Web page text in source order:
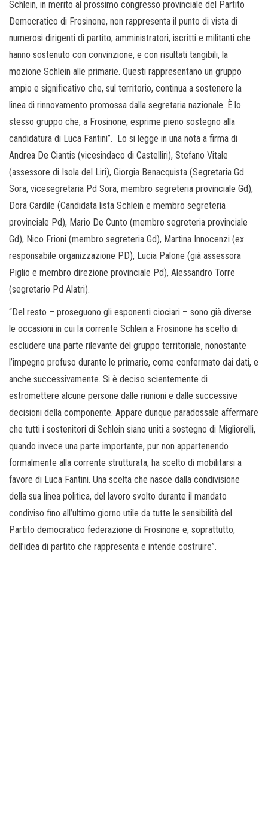
Schlein, in merito al prossimo congresso provinciale del Partito
Democratico di Frosinone, non rappresenta il punto di vista di
numerosi dirigenti di partito, amministratori, iscritti e militanti che
hanno sostenuto con convinzione, e con risultati tangibili, la
mozione Schlein alle primarie. Questi rappresentano un gruppo
ampio e significativo che, sul territorio, continua a sostenere la
linea di rinnovamento promossa dalla segretaria nazionale. È lo
stesso gruppo che, a Frosinone, esprime pieno sostegno alla
candidatura di Luca Fantini”. Lo si legge in una nota a firma di
Andrea De Ciantis (vicesindaco di Castelliri), Stefano Vitale
(assessore di Isola del Liri), Giorgia Benacquista (Segretaria Gd
Sora, vicesegretaria Pd Sora, membro segreteria provinciale Gd),
Dora Cardile (Candidata lista Schlein e membro segreteria
provinciale Pd), Mario De Cunto (membro segreteria provinciale
Gd), Nico Frioni (membro segreteria Gd), Martina Innocenzi (ex
responsabile organizzazione PD), Lucia Palone (già assessora
Piglio e membro direzione provinciale Pd), Alessandro Torre
(segretario Pd Alatri).
“Del resto – proseguono gli esponenti ciociari – sono già diverse
le occasioni in cui la corrente Schlein a Frosinone ha scelto di
escludere una parte rilevante del gruppo territoriale, nonostante
l’impegno profuso durante le primarie, come confermato dai dati, e
anche successivamente. Si è deciso scientemente di
estromettere alcune persone dalle riunioni e dalle successive
decisioni della componente. Appare dunque paradossale affermare
che tutti i sostenitori di Schlein siano uniti a sostegno di Migliorelli,
quando invece una parte importante, pur non appartenendo
formalmente alla corrente strutturata, ha scelto di mobilitarsi a
favore di Luca Fantini. Una scelta che nasce dalla condivisione
della sua linea politica, del lavoro svolto durante il mandato
condiviso fino all’ultimo giorno utile da tutte le sensibilità del
Partito democratico federazione di Frosinone e, soprattutto,
dell’idea di partito che rappresenta e intende costruire”.